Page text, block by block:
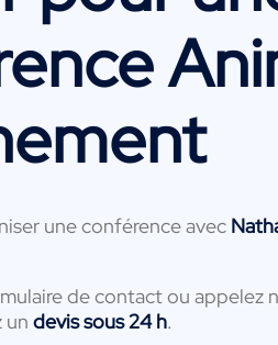
une conférence avec
de contact ou appelez
un devis sous 24 h.